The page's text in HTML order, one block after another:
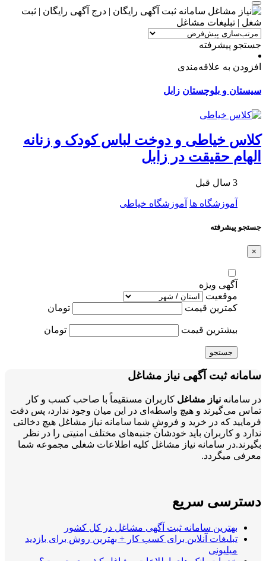
جستجو پیشرفته
افزودن به علاقه‌مندی
سیستان و بلوچستان زابل
کلاس خیاطی و دوخت لباس کودک و زنانه
الهام حقیقت در زابل
3 سال قبل
آموزشگاه ها آموزشگاه خیاطی
جستجو پیشرفته
×
آگهی ویژه
موقعیت
کمترین قیمت
تومان
بیشترین قیمت تومان
جستجو
سامانه ثبت آگهی نیاز مشاغل
در سامانه نیاز مشاغل کاربران مستقیماً با صاحب کسب و کار
تماس می‌گیرند و هیچ واسطه‌ای در این میان وجود ندارد، پس دقت
فرمایید که در خرید و فروشِ شما سامانه نیاز مشاغل هیچ دخالتی
ندارد و کاربران باید خودشان جنبه‌های مختلف امنیتی را در نظر
بگیرند.در سامانه نیاز مشاغل کلیه اطلاعات شغلی مجموعه شما
معرفی میگردد.
دسترسی سریع
بهترین سامانه ثبت آگهی مشاغل در کل کشور
تبلیغات آنلاین برای کسب کار + بهترین روش برای بازدید
میلیونی